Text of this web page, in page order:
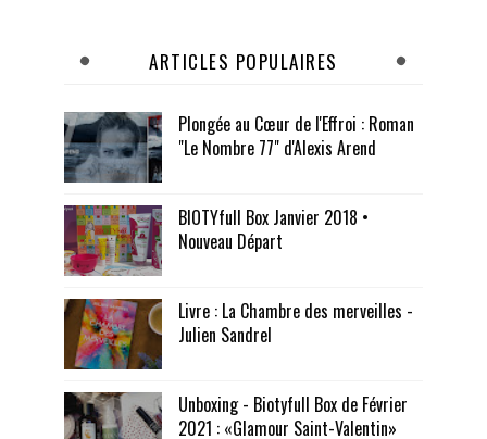
ARTICLES POPULAIRES
Plongée au Cœur de l'Effroi : Roman
"Le Nombre 77" d'Alexis Arend
BIOTYfull Box Janvier 2018 •
Nouveau Départ
Livre : La Chambre des merveilles -
Julien Sandrel
Unboxing - Biotyfull Box de Février
2021 : «Glamour Saint-Valentin»